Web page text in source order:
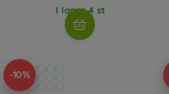
I lager 4 st
-10%